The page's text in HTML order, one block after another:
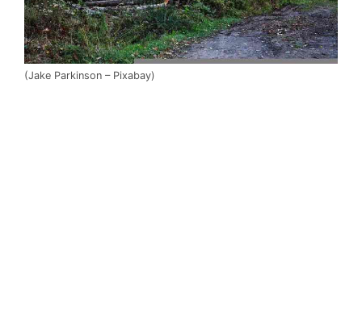
(Jake Parkinson – Pixabay)